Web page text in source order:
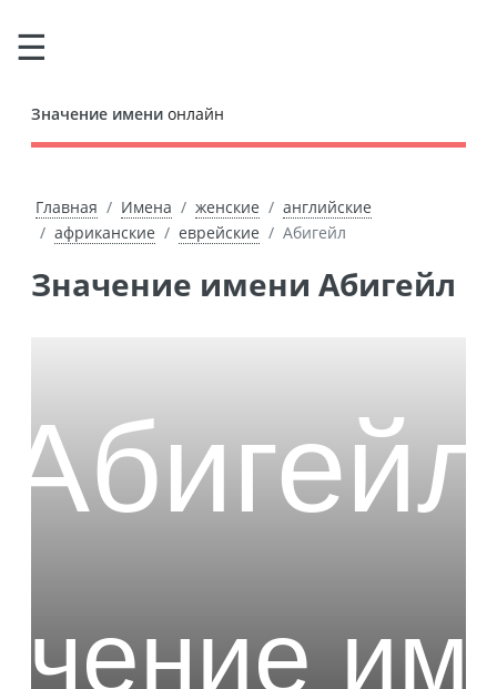
Значение имени онлайн
Главная Имена женские
английские
африканские
еврейские Абигейл
Значение имени Абигейл